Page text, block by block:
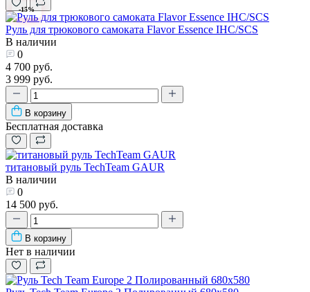
-15%
Руль для трюкового самоката Flavor Essence IHC/SCS
В наличии
0
4 700 руб.
3 999 руб.
В корзину
Бесплатная доставка
титановый руль TechTeam GAUR
В наличии
0
14 500 руб.
В корзину
Нет в наличии